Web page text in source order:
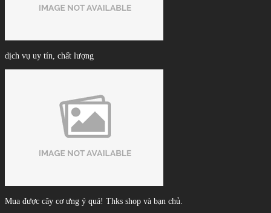
dịch vụ uy tín, chất lượng
Mua được cây cơ ưng ý quá! Thks shop và bạn chủ.